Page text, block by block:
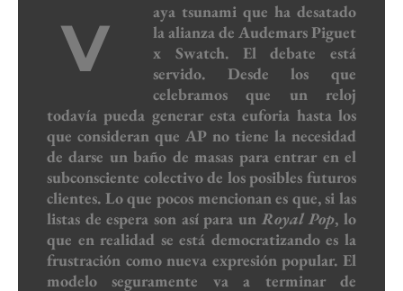
V
aya tsunami que ha desatado
la alianza de Audemars Piguet
x Swatch. El debate está
servido. Desde los que
celebramos que un reloj
todavía pueda generar esta euforia hasta los
que consideran que AP no tiene la necesidad
de darse un baño de masas para entrar en el
subconsciente colectivo de los posibles futuros
clientes. Lo que pocos mencionan es que, si las
listas de espera son así para un Royal Pop, lo
que en realidad se está democratizando es la
frustración como nueva expresión popular. El
modelo seguramente va a terminar de